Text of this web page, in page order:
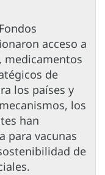
acceso a
medicamentos
de
los países y
los
han
para vacunas
de